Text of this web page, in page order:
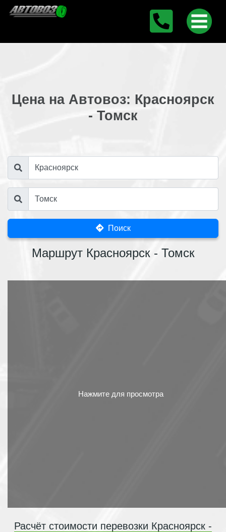
Цена на Автовоз: Красноярск
- Томск
Поиск
Маршрут Красноярск - Томск
Расчёт стоимости перевозки Красноярск -